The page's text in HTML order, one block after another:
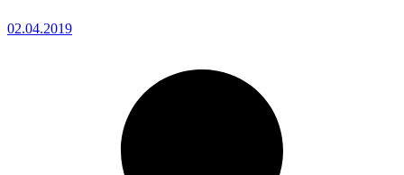
02.04.2019